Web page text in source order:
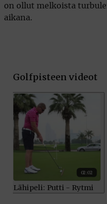
on ollut melkoista
aikana.